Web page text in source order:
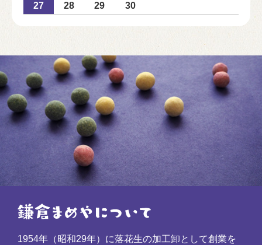
27
28 29 30
1954年（昭和29年）に落花生の加工卸として創業を